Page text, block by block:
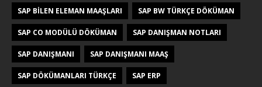
SAP BILEN ELEMAN MAAŞLARI SAP BW TÜRKÇE DÖKÜMAN
SAP CO MODÜLÜ DÖKÜMAN SAP DANIŞMAN NOTLARI
SAP DANIŞMANI SAP DANIŞMANI MAAŞ
SAP DÖKÜMANLARI TÜRKÇE SAP ERP